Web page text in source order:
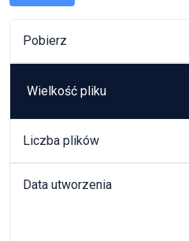
Pobierz
Wielkość pliku
Liczba plików
Data utworzenia